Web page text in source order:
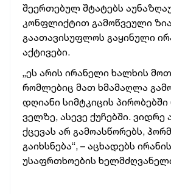
შეერთებულ შტატებს
კონფლიქტით გამოწვეული
გაათავისუფლოს გაყინული
აქტივები.
„ეს არის ირანელი ხალხის
რომლებიც მათ ხმამაღლა
დღიანი სიმტკიცის
ველზე, ასევე ქუჩებში. ვიდრე
ქცევას არ გამოასწორებს,
გაიხსნება“, – აცხადებს
უსაფრთხოების